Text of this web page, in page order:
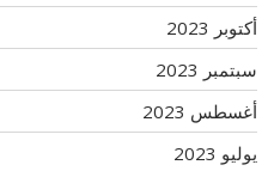
أكتوبر 2023
سبتمبر 2023
أغسطس 2023
يوليو 2023